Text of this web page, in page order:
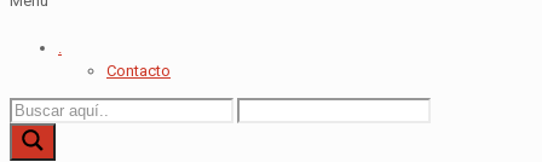
.
Contacto